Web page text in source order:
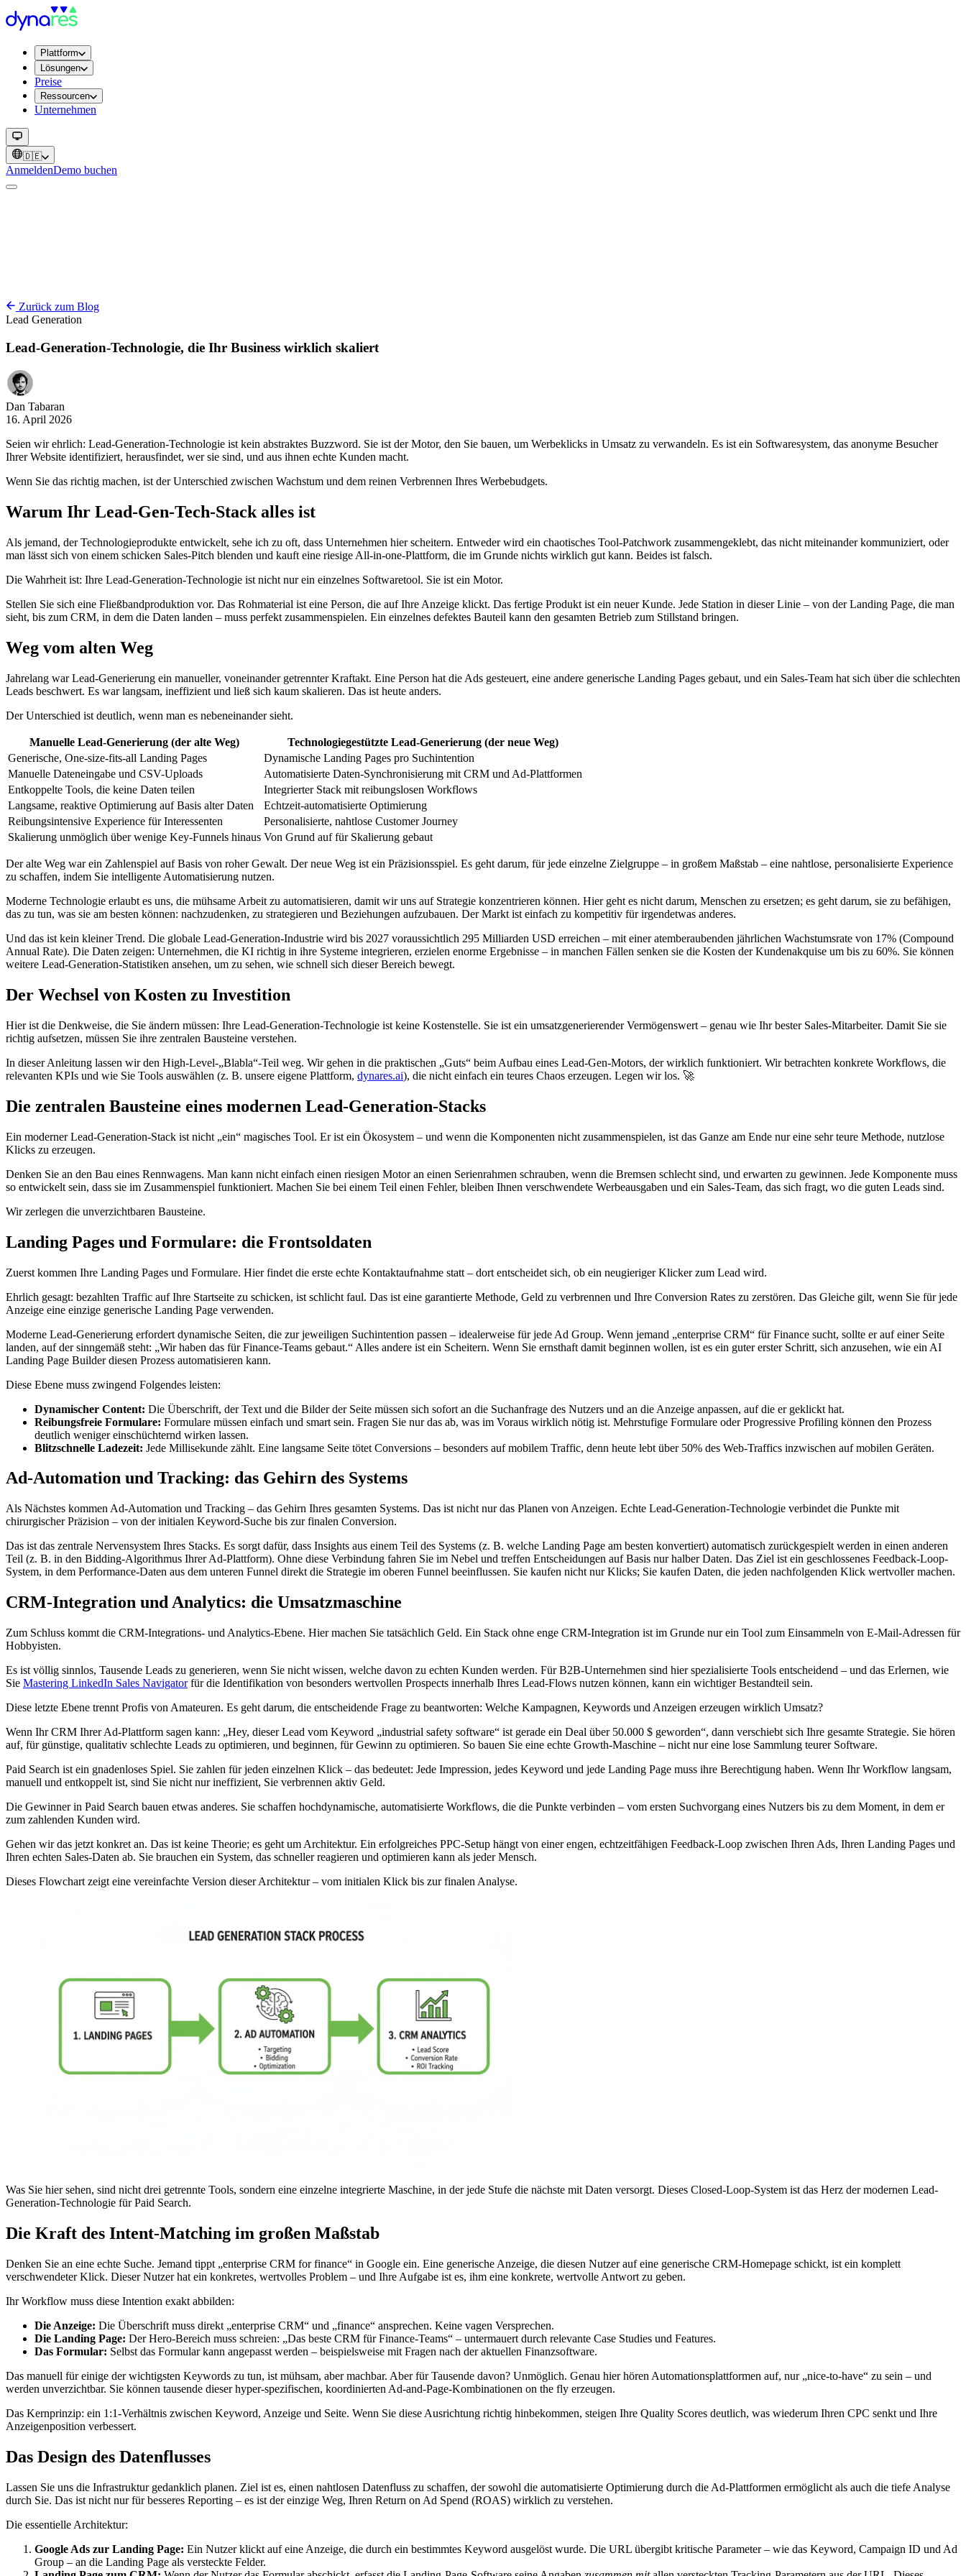
Plattform
Lösungen
Preise
Ressourcen
Unternehmen
🇩🇪
AnmeldenDemo buchen
Zurück zum Blog
Lead Generation
Lead-Generation-Technologie, die Ihr Business wirklich skaliert
Dan Tabaran
16. April 2026
Seien wir ehrlich: Lead-Generation-Technologie ist kein abstraktes Buzzword. Sie ist der Motor, den Sie bauen, um Werbeklicks in Umsatz zu verwandeln. Es ist ein Softwaresystem, das anonyme Besucher
Ihrer Website identifiziert, herausfindet, wer sie sind, und aus ihnen echte Kunden macht.
Wenn Sie das richtig machen, ist der Unterschied zwischen Wachstum und dem reinen Verbrennen Ihres Werbebudgets.
Warum Ihr Lead-Gen-Tech-Stack alles ist
Als jemand, der Technologieprodukte entwickelt, sehe ich zu oft, dass Unternehmen hier scheitern. Entweder wird ein chaotisches Tool-Patchwork zusammengeklebt, das nicht miteinander kommuniziert, oder
man lässt sich von einem schicken Sales-Pitch blenden und kauft eine riesige All-in-one-Plattform, die im Grunde nichts wirklich gut kann. Beides ist falsch.
Die Wahrheit ist: Ihre Lead-Generation-Technologie ist nicht nur ein einzelnes Softwaretool. Sie ist ein Motor.
Stellen Sie sich eine Fließbandproduktion vor. Das Rohmaterial ist eine Person, die auf Ihre Anzeige klickt. Das fertige Produkt ist ein neuer Kunde. Jede Station in dieser Linie – von der Landing Page, die man
sieht, bis zum CRM, in dem die Daten landen – muss perfekt zusammenspielen. Ein einzelnes defektes Bauteil kann den gesamten Betrieb zum Stillstand bringen.
Weg vom alten Weg
Jahrelang war Lead-Generierung ein manueller, voneinander getrennter Kraftakt. Eine Person hat die Ads gesteuert, eine andere generische Landing Pages gebaut, und ein Sales-Team hat sich über die schlechten
Leads beschwert. Es war langsam, ineffizient und ließ sich kaum skalieren. Das ist heute anders.
Der Unterschied ist deutlich, wenn man es nebeneinander sieht.
Manuelle Lead-Generierung (der alte Weg)
Technologiegestützte Lead-Generierung (der neue Weg)
Generische, One-size-fits-all Landing Pages
Dynamische Landing Pages pro Suchintention
Manuelle Dateneingabe und CSV-Uploads
Automatisierte Daten-Synchronisierung mit CRM und Ad-Plattformen
Entkoppelte Tools, die keine Daten teilen
Integrierter Stack mit reibungslosen Workflows
Langsame, reaktive Optimierung auf Basis alter Daten
Echtzeit-automatisierte Optimierung
Reibungsintensive Experience für Interessenten
Personalisierte, nahtlose Customer Journey
Skalierung unmöglich über wenige Key-Funnels hinaus Von Grund auf für Skalierung gebaut
Der alte Weg war ein Zahlenspiel auf Basis von roher Gewalt. Der neue Weg ist ein Präzisionsspiel. Es geht darum, für jede einzelne Zielgruppe – in großem Maßstab – eine nahtlose, personalisierte Experience
zu schaffen, indem Sie intelligente Automatisierung nutzen.
Moderne Technologie erlaubt es uns, die mühsame Arbeit zu automatisieren, damit wir uns auf Strategie konzentrieren können. Hier geht es nicht darum, Menschen zu ersetzen; es geht darum, sie zu befähigen,
das zu tun, was sie am besten können: nachzudenken, zu strategieren und Beziehungen aufzubauen. Der Markt ist einfach zu kompetitiv für irgendetwas anderes.
Und das ist kein kleiner Trend. Die globale Lead-Generation-Industrie wird bis 2027 voraussichtlich 295 Milliarden USD erreichen – mit einer atemberaubenden jährlichen Wachstumsrate von 17% (Compound
Annual Rate). Die Daten zeigen: Unternehmen, die KI richtig in ihre Systeme integrieren, erzielen enorme Ergebnisse – in manchen Fällen senken sie die Kosten der Kundenakquise um bis zu 60%. Sie können
weitere Lead-Generation-Statistiken ansehen, um zu sehen, wie schnell sich dieser Bereich bewegt.
Der Wechsel von Kosten zu Investition
Hier ist die Denkweise, die Sie ändern müssen: Ihre Lead-Generation-Technologie ist keine Kostenstelle. Sie ist ein umsatzgenerierender Vermögenswert – genau wie Ihr bester Sales-Mitarbeiter. Damit Sie sie
richtig aufsetzen, müssen Sie ihre zentralen Bausteine verstehen.
In dieser Anleitung lassen wir den High-Level-„Blabla“-Teil weg. Wir gehen in die praktischen „Guts“ beim Aufbau eines Lead-Gen-Motors, der wirklich funktioniert. Wir betrachten konkrete Workflows, die
relevanten KPIs und wie Sie Tools auswählen (z. B. unsere eigene Plattform, dynares.ai), die nicht einfach ein teures Chaos erzeugen. Legen wir los. 🚀
Die zentralen Bausteine eines modernen Lead-Generation-Stacks
Ein moderner Lead-Generation-Stack ist nicht „ein“ magisches Tool. Er ist ein Ökosystem – und wenn die Komponenten nicht zusammenspielen, ist das Ganze am Ende nur eine sehr teure Methode, nutzlose
Klicks zu erzeugen.
Denken Sie an den Bau eines Rennwagens. Man kann nicht einfach einen riesigen Motor an einen Serienrahmen schrauben, wenn die Bremsen schlecht sind, und erwarten zu gewinnen. Jede Komponente muss
so entwickelt sein, dass sie im Zusammenspiel funktioniert. Machen Sie bei einem Teil einen Fehler, bleiben Ihnen verschwendete Werbeausgaben und ein Sales-Team, das sich fragt, wo die guten Leads sind.
Wir zerlegen die unverzichtbaren Bausteine.
Landing Pages und Formulare: die Frontsoldaten
Zuerst kommen Ihre Landing Pages und Formulare. Hier findet die erste echte Kontaktaufnahme statt – dort entscheidet sich, ob ein neugieriger Klicker zum Lead wird.
Ehrlich gesagt: bezahlten Traffic auf Ihre Startseite zu schicken, ist schlicht faul. Das ist eine garantierte Methode, Geld zu verbrennen und Ihre Conversion Rates zu zerstören. Das Gleiche gilt, wenn Sie für jede
Anzeige eine einzige generische Landing Page verwenden.
Moderne Lead-Generierung erfordert dynamische Seiten, die zur jeweiligen Suchintention passen – idealerweise für jede Ad Group. Wenn jemand „enterprise CRM“ für Finance sucht, sollte er auf einer Seite
landen, auf der sinngemäß steht: „Wir haben das für Finance-Teams gebaut.“ Alles andere ist ein Scheitern. Wenn Sie ernsthaft damit beginnen wollen, ist es ein guter erster Schritt, sich anzusehen, wie ein AI
Landing Page Builder diesen Prozess automatisieren kann.
Diese Ebene muss zwingend Folgendes leisten:
Dynamischer Content: Die Überschrift, der Text und die Bilder der Seite müssen sich sofort an die Suchanfrage des Nutzers und an die Anzeige anpassen, auf die er geklickt hat.
Reibungsfreie Formulare: Formulare müssen einfach und smart sein. Fragen Sie nur das ab, was im Voraus wirklich nötig ist. Mehrstufige Formulare oder Progressive Profiling können den Prozess
deutlich weniger einschüchternd wirken lassen.
Blitzschnelle Ladezeit: Jede Millisekunde zählt. Eine langsame Seite tötet Conversions – besonders auf mobilem Traffic, denn heute lebt über 50% des Web-Traffics inzwischen auf mobilen Geräten.
Ad-Automation und Tracking: das Gehirn des Systems
Als Nächstes kommen Ad-Automation und Tracking – das Gehirn Ihres gesamten Systems. Das ist nicht nur das Planen von Anzeigen. Echte Lead-Generation-Technologie verbindet die Punkte mit
chirurgischer Präzision – von der initialen Keyword-Suche bis zur finalen Conversion.
Das ist das zentrale Nervensystem Ihres Stacks. Es sorgt dafür, dass Insights aus einem Teil des Systems (z. B. welche Landing Page am besten konvertiert) automatisch zurückgespielt werden in einen anderen
Teil (z. B. in den Bidding-Algorithmus Ihrer Ad-Plattform). Ohne diese Verbindung fahren Sie im Nebel und treffen Entscheidungen auf Basis nur halber Daten. Das Ziel ist ein geschlossenes Feedback-Loop-
System, in dem Performance-Daten aus dem unteren Funnel direkt die Strategie im oberen Funnel beeinflussen. Sie kaufen nicht nur Klicks; Sie kaufen Daten, die jeden nachfolgenden Klick wertvoller machen.
CRM-Integration und Analytics: die Umsatzmaschine
Zum Schluss kommt die CRM-Integrations- und Analytics-Ebene. Hier machen Sie tatsächlich Geld. Ein Stack ohne enge CRM-Integration ist im Grunde nur ein Tool zum Einsammeln von E-Mail-Adressen für
Hobbyisten.
Es ist völlig sinnlos, Tausende Leads zu generieren, wenn Sie nicht wissen, welche davon zu echten Kunden werden. Für B2B-Unternehmen sind hier spezialisierte Tools entscheidend – und das Erlernen, wie
Sie Mastering LinkedIn Sales Navigatorfür die Identifikation von besonders wertvollen Prospects innerhalb Ihres Lead-Flows nutzen können, kann ein wichtiger Bestandteil sein.
Diese letzte Ebene trennt Profis von Amateuren. Es geht darum, die entscheidende Frage zu beantworten: Welche Kampagnen, Keywords und Anzeigen erzeugen wirklich Umsatz?
Wenn Ihr CRM Ihrer Ad-Plattform sagen kann: „Hey, dieser Lead vom Keyword „industrial safety software“ ist gerade ein Deal über 50.000 $ geworden“, dann verschiebt sich Ihre gesamte Strategie. Sie hören
auf, für günstige, qualitativ schlechte Leads zu optimieren, und beginnen, für Gewinn zu optimieren. So bauen Sie eine echte Growth-Maschine – nicht nur eine lose Sammlung teurer Software.
Paid Search ist ein gnadenloses Spiel. Sie zahlen für jeden einzelnen Klick – das bedeutet: Jede Impression, jedes Keyword und jede Landing Page muss ihre Berechtigung haben. Wenn Ihr Workflow langsam,
manuell und entkoppelt ist, sind Sie nicht nur ineffizient, Sie verbrennen aktiv Geld.
Die Gewinner in Paid Search bauen etwas anderes. Sie schaffen hochdynamische, automatisierte Workflows, die die Punkte verbinden – vom ersten Suchvorgang eines Nutzers bis zu dem Moment, in dem er
zum zahlenden Kunden wird.
Gehen wir das jetzt konkret an. Das ist keine Theorie; es geht um Architektur. Ein erfolgreiches PPC-Setup hängt von einer engen, echtzeitfähigen Feedback-Loop zwischen Ihren Ads, Ihren Landing Pages und
Ihren echten Sales-Daten ab. Sie brauchen ein System, das schneller reagieren und optimieren kann als jeder Mensch.
Dieses Flowchart zeigt eine vereinfachte Version dieser Architektur – vom initialen Klick bis zur finalen Analyse.
Was Sie hier sehen, sind nicht drei getrennte Tools, sondern eine einzelne integrierte Maschine, in der jede Stufe die nächste mit Daten versorgt. Dieses Closed-Loop-System ist das Herz der modernen Lead-
Generation-Technologie für Paid Search.
Die Kraft des Intent-Matching im großen Maßstab
Denken Sie an eine echte Suche. Jemand tippt „enterprise CRM for finance“ in Google ein. Eine generische Anzeige, die diesen Nutzer auf eine generische CRM-Homepage schickt, ist ein komplett
verschwendeter Klick. Dieser Nutzer hat ein konkretes, wertvolles Problem – und Ihre Aufgabe ist es, ihm eine konkrete, wertvolle Antwort zu geben.
Ihr Workflow muss diese Intention exakt abbilden:
Die Anzeige: Die Überschrift muss direkt „enterprise CRM“ und „finance“ ansprechen. Keine vagen Versprechen.
Die Landing Page: Der Hero-Bereich muss schreien: „Das beste CRM für Finance-Teams“ – untermauert durch relevante Case Studies und Features.
Das Formular: Selbst das Formular kann angepasst werden – beispielsweise mit Fragen nach der aktuellen Finanzsoftware.
Das manuell für einige der wichtigsten Keywords zu tun, ist mühsam, aber machbar. Aber für Tausende davon? Unmöglich. Genau hier hören Automationsplattformen auf, nur „nice-to-have“ zu sein – und
werden unverzichtbar. Sie können tausende dieser hyper-spezifischen, koordinierten Ad-and-Page-Kombinationen on the fly erzeugen.
Das Kernprinzip: ein 1:1-Verhältnis zwischen Keyword, Anzeige und Seite. Wenn Sie diese Ausrichtung richtig hinbekommen, steigen Ihre Quality Scores deutlich, was wiederum Ihren CPC senkt und Ihre
Anzeigenposition verbessert.
Das Design des Datenflusses
Lassen Sie uns die Infrastruktur gedanklich planen. Ziel ist es, einen nahtlosen Datenfluss zu schaffen, der sowohl die automatisierte Optimierung durch die Ad-Plattformen ermöglicht als auch die tiefe Analyse
durch Sie. Das ist nicht nur für besseres Reporting – es ist der einzige Weg, Ihren Return on Ad Spend (ROAS) wirklich zu verstehen.
Die essentielle Architektur:
Google Ads zur Landing Page: Ein Nutzer klickt auf eine Anzeige, die durch ein bestimmtes Keyword ausgelöst wurde. Die URL übergibt kritische Parameter – wie das Keyword, Campaign ID und Ad
Group – an die Landing Page als versteckte Felder.